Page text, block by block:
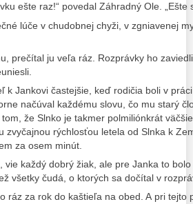
ešte raz!“ povedal Záhradný Ole. „Ešte
lúče v chudobnej chyži, v zgniavenej
prečítal ju veľa ráz. Rozprávky ho
k Jankovi častejšie, keď rodičia boli v
načúval každému slovu, čo mu starý
že Slnko je takmer polmiliónkrát
zvyčajnou rýchlosťou letela od Slnka k
za osem minút.
vie každý dobrý žiak, ale pre Janka to
všetky čudá, o ktorých sa dočítal v
ráz za rok do kaštieľa na obed. A pri tejto